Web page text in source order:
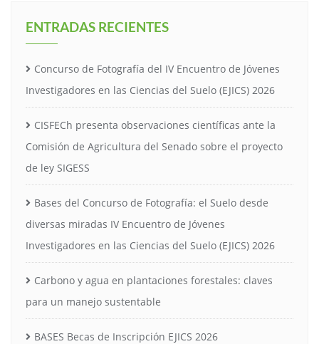
ENTRADAS RECIENTES
Concurso de Fotografía del IV Encuentro de Jóvenes
Investigadores en las Ciencias del Suelo (EJICS) 2026
CISFECh presenta observaciones científicas ante la
Comisión de Agricultura del Senado sobre el proyecto
de ley SIGESS
Bases del Concurso de Fotografía: el Suelo desde
diversas miradas IV Encuentro de Jóvenes
Investigadores en las Ciencias del Suelo (EJICS) 2026
Carbono y agua en plantaciones forestales: claves
para un manejo sustentable
BASES Becas de Inscripción EJICS 2026